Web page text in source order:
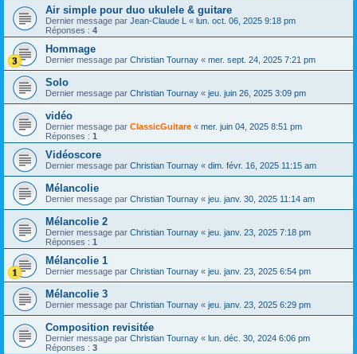
Air simple pour duo ukulele & guitare
Dernier message par Jean-Claude L « lun. oct. 06, 2025 9:18 pm
Réponses : 4
Hommage
Dernier message par Christian Tournay « mer. sept. 24, 2025 7:21 pm
Solo
Dernier message par Christian Tournay « jeu. juin 26, 2025 3:09 pm
vidéo
Dernier message par ClassicGuitare « mer. juin 04, 2025 8:51 pm
Réponses : 1
Vidéoscore
Dernier message par Christian Tournay « dim. févr. 16, 2025 11:15 am
Mélancolie
Dernier message par Christian Tournay « jeu. janv. 30, 2025 11:14 am
Mélancolie 2
Dernier message par Christian Tournay « jeu. janv. 23, 2025 7:18 pm
Réponses : 1
Mélancolie 1
Dernier message par Christian Tournay « jeu. janv. 23, 2025 6:54 pm
Mélancolie 3
Dernier message par Christian Tournay « jeu. janv. 23, 2025 6:29 pm
Composition revisitée
Dernier message par Christian Tournay « lun. déc. 30, 2024 6:06 pm
Réponses : 3